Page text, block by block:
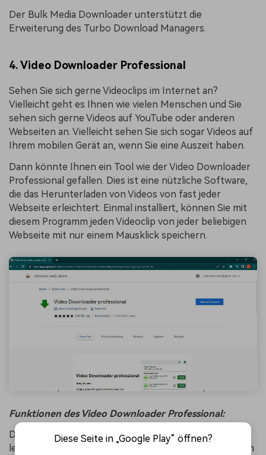
Der Bulk Media Downloader unterstützt die
Erweiterung des Turbo Download Managers.
4. Video Downloader Professional
Sehen Sie sich gerne Videoclips im Internet an?
Vielleicht geht es Ihnen wie vielen Menschen und Sie
sehen sich gerne Videos auf YouTube oder anderen
Webseiten an. Vielleicht sehen Sie sich sogar Videos auf
Ihrem mobilen Gerät an, wenn Sie eine Auszeit haben.
Dann könnte Ihnen ein Tool wie der Video Downloader
Professional gefallen. Dies ist eine nützliche Software,
die das Herunterladen von Videos von fast jeder
Webseite erleichtert. Einmal installiert, können Sie mit
diesem Programm jeden Videoclip von jeder beliebigen
Webseite mit nur einem Mausklick speichern.
Funktionen des Video Downloader Professional:
Der Video Downloader Professional ist ein
leistungsstarker Video-Downloader mit 6 erstaunlichen
Diese Seite in „Google Play“ öffnen?